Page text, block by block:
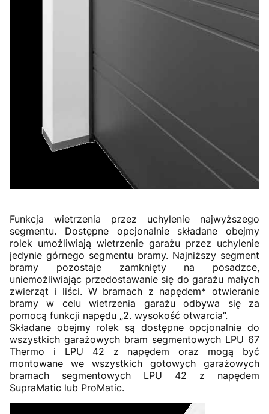
Funkcja wietrzenia przez uchylenie najwyższego
segmentu. Dostępne opcjonalnie składane obejmy
rolek umożliwiają wietrzenie garażu przez uchylenie
jedynie górnego segmentu bramy. Najniższy segment
bramy pozostaje zamknięty na posadzce,
uniemożliwiając przedostawanie się do garażu małych
zwierząt i liści. W bramach z napędem* otwieranie
bramy w celu wietrzenia garażu odbywa się za
pomocą funkcji napędu „2. wysokość otwarcia”.
Składane obejmy rolek są dostępne opcjonalnie do
wszystkich garażowych bram segmentowych LPU 67
Thermo i LPU 42 z napędem oraz mogą być
montowane we wszystkich gotowych garażowych
bramach segmentowych LPU 42 z napędem
SupraMatic lub ProMatic.